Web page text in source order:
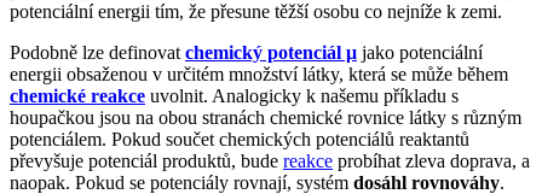
potenciální energii tím, že přesune těžší osobu co nejníže k zemi.
Podobně lze definovat chemický potenciál μ jako potenciální
energii obsaženou v určitém množství látky, která se může během
chemické reakce uvolnit. Analogicky k našemu příkladu s
houpačkou jsou na obou stranách chemické rovnice látky s různým
potenciálem. Pokud součet chemických potenciálů reaktantů
převyšuje potenciál produktů, bude reakce probíhat zleva doprava, a
naopak. Pokud se potenciály rovnají, systém dosáhl rovnováhy.